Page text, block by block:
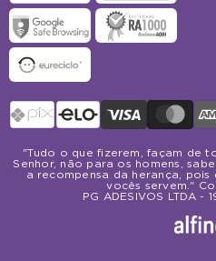
Formas
de
pagamento
"Tudo o que fizerem, façam de
Senhor, não para os homens,
a recompensa da herança, pois
vocês servem."
PG ADESIVOS LTDA -